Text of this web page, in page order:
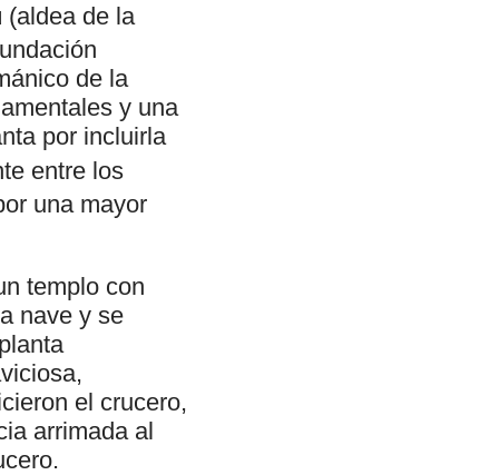
(aldea de la
de la
y una
por incluirla
entre los
una mayor
templo con
nave y se
el crucero,
arrimada al